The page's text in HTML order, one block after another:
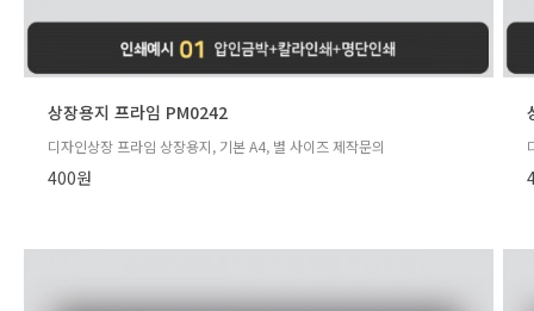
상장용지 프라임 PM0242
디자인상장 프라임 상장용지, 기본 A4, 별 사이즈 제작문의
400원